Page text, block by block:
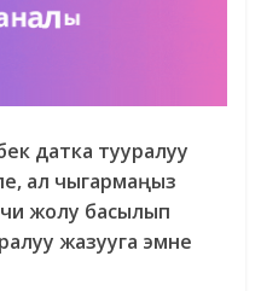
датка тууралуу
ал чыгармаңыз
жолу басылып
жазууга эмне